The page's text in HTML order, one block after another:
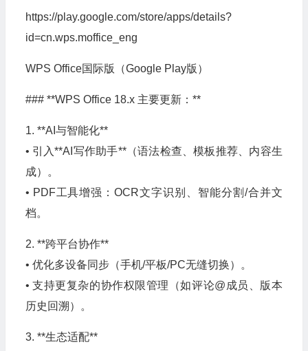
https://play.google.com/store/apps/details?
id=cn.wps.moffice_eng
WPS Office国际版（Google Play版）
### **WPS Office 18.x 主要更新：**
1. **AI与智能化**
• 引入**AI写作助手**（语法检查、模板推荐、内容生
成）。
• PDF工具增强：OCR文字识别、智能分割/合并文
档。
2. **跨平台协作**
• 优化多设备同步（手机/平板/PC无缝切换）。
• 支持更复杂的协作权限管理（如评论@成员、版本
历史回溯）。
3. **生态适配**